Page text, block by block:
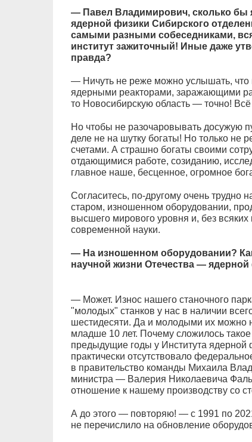
— Павел Владимирович, сколько бы
ядерной физики Сибирского
самыми разными собеседниками,
институт зажиточный! Иные даже
правда?
— Ничуть не реже можно услышать, что
ядерными реакторами, заражающими
то Новосибирскую область — точно! Всё
Но чтобы не разочаровывать досужую
деле не на шутку богаты! Но только не
счетами. А страшно богаты своими
отдающимися работе, созиданию,
главное наше, бесценное, огромное
Согласитесь, по-другому очень трудно
старом, изношенном оборудовании,
высшего мирового уровня и, без
современной науки.
— На изношенном оборудовании?
научной жизни Отечества — ядерной
— Может. Износ нашего станочного
"молодых" станков у нас в наличии
шестидесяти. Да и молодыми их можно
младше 10 лет. Почему сложилось
предыдущие годы у Института
практически отсутствовало
в правительство команды Михаила
министра — Валерия Николаевича
отношение к нашему производству со
А до этого — повторяю! — с 1991 по
не перечислило на обновление